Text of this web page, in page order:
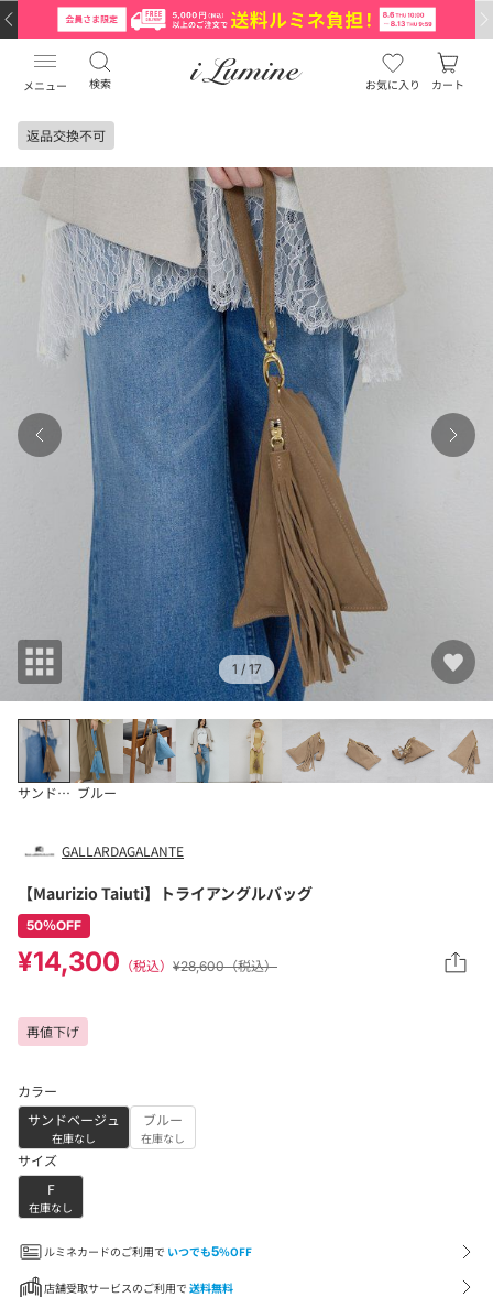
メニュー 検索 お気に入り カート
返品交換不可
1 / 17
サンドベージュ
ブルー
GALLARDAGALANTE
【Maurizio Taiuti】トライアングルバッグ
50％OFF
¥14,300 （税込） ¥28,600（税込）
再値下げ
カラー
サンドベージュ
在庫なし
ブルー
在庫なし
サイズ
F
在庫なし
ルミネカードのご利用で いつでも5%OFF
店舗受取サービスのご利用で 送料無料